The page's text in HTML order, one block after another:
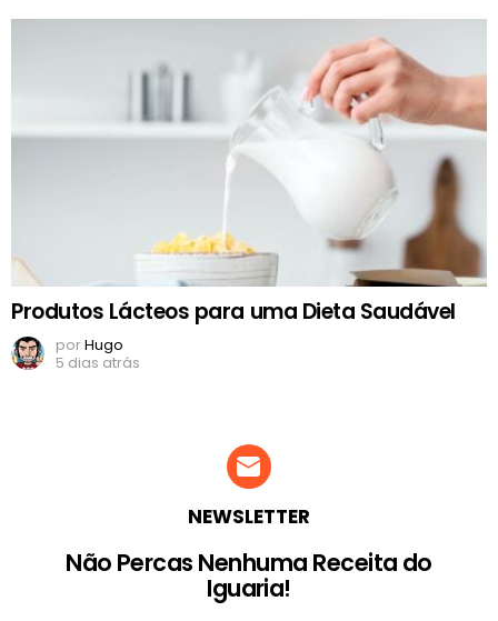
Produtos Lácteos para uma Dieta Saudável
porHugo
5 dias atrás
NEWSLETTER
Não Percas Nenhuma Receita do
Iguaria!